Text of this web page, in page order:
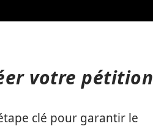
votre pétition
clé pour garantir le